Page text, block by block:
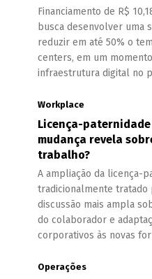
Financiamento de R$
busca desenvolver uma
reduzir em até 50% o
centers, em um
infraestrutura digital no
Workplace
Licença-
mudança revela
trabalho?
A ampliação da licença-
tradicionalmente tratado
discussão mais ampla
do colaborador e
corporativos às novas
Operações